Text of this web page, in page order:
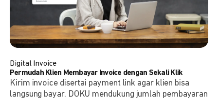
Digital Invoice
Permudah Klien Membayar Invoice dengan Sekali Klik
Kirim invoice disertai payment link agar klien bisa
langsung bayar. DOKU mendukung jumlah pembayaran